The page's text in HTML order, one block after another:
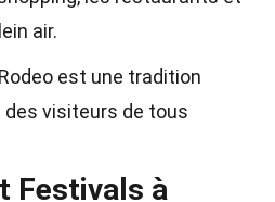
air.
est une tradition
visiteurs de tous
Festivals à